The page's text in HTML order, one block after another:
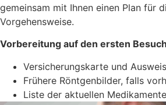
gemeinsam mit Ihnen einen Plan für
Vorgehensweise.
Vorbereitung auf den ersten
Versicherungskarte und Ausweis
Frühere Röntgenbilder, falls
Liste der aktuellen Medikamente